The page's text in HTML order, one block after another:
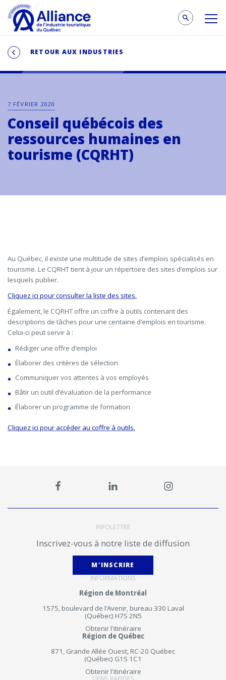
RETOUR AUX INDUSTRIES
7 FÉVRIER 2020
Conseil québécois des
ressources humaines en
tourisme (CQRHT)
Au Québec, il existe une multitude de sites d’emplois spécialisés en
tourisme. Le CQRHT tient à jour un répertoire des sites d’emplois sur
lesquels publier.
Cliquez ici pour consulter la liste des sites.
Également, le CQRHT offre un coffre à outils contenant des
descriptions de tâches pour une centaine d’emplois en tourisme.
Celui-ci peut servir à :
Rédiger une offre d’emploi
Élaborer des critères de sélection
Communiquer vos attentes à vos employés
Bâtir un outil d’évaluation de la performance
Élaborer un programme de formation
Cliquez ici pour accéder au coffre à outils.
INFOLETTRE
Inscrivez-vous à notre liste de diffusion
M'INSCRIRE
INFORMATIONS
Région de Montréal
1575, boulevard de l’Avenir, bureau 330 Laval
(Québec) H7S 2N5
Obtenir l'itinéraire
Région de Québec
871, Grande Allée Ouest, RC-20 Québec
(Québec) G1S 1C1
Obtenir l'itinéraire